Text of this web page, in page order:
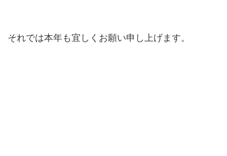
それでは本年も宜しくお願い申し上げます。